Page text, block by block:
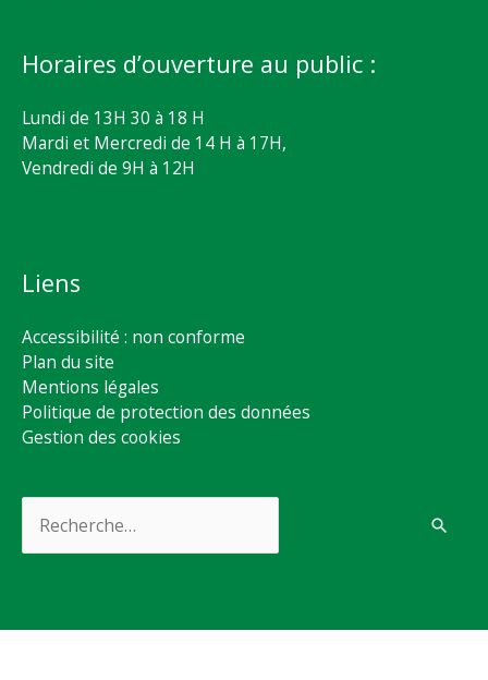
Horaires d’ouverture au public :
Lundi de 13H 30 à 18 H
Mardi et Mercredi de 14 H à 17H,
Vendredi de 9H à 12H
Liens
Accessibilité : non conforme
Plan du site
Mentions légales
Politique de protection des données
Gestion des cookies